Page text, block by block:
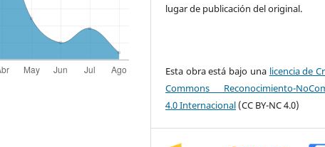
lugar de publicación del original.
Esta obra está bajo una licencia de
Commons Reconocimiento-
4.0 Internacional (CC BY-NC 4.0)